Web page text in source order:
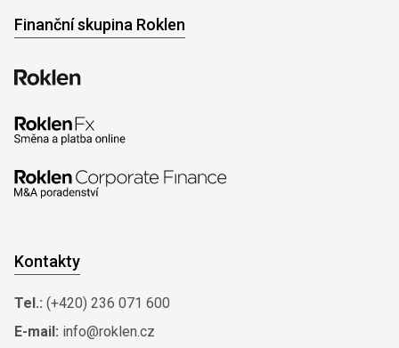
Finanční skupina Roklen
Kontakty
Tel.: (+420) 236 071 600
E-mail: info@roklen.cz